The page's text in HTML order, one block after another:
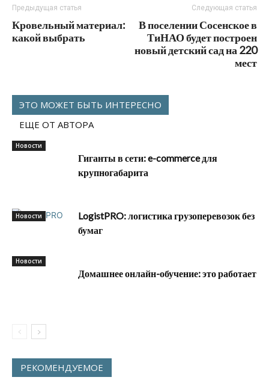
Предыдущая статья
Кровельный материал:
какой выбрать
Следующая статья
В поселении Сосенское в
ТиНАО будет построен
новый детский сад на 220
мест
ЭТО МОЖЕТ БЫТЬ ИНТЕРЕСНО
ЕЩЕ ОТ АВТОРА
Новости
Гиганты в сети: e-commerce для
крупногабарита
Новости
LogistPRO: логистика грузоперевозок без
бумаг
Новости
Домашнее онлайн-обучение: это работает
РЕКОМЕНДУЕМОЕ